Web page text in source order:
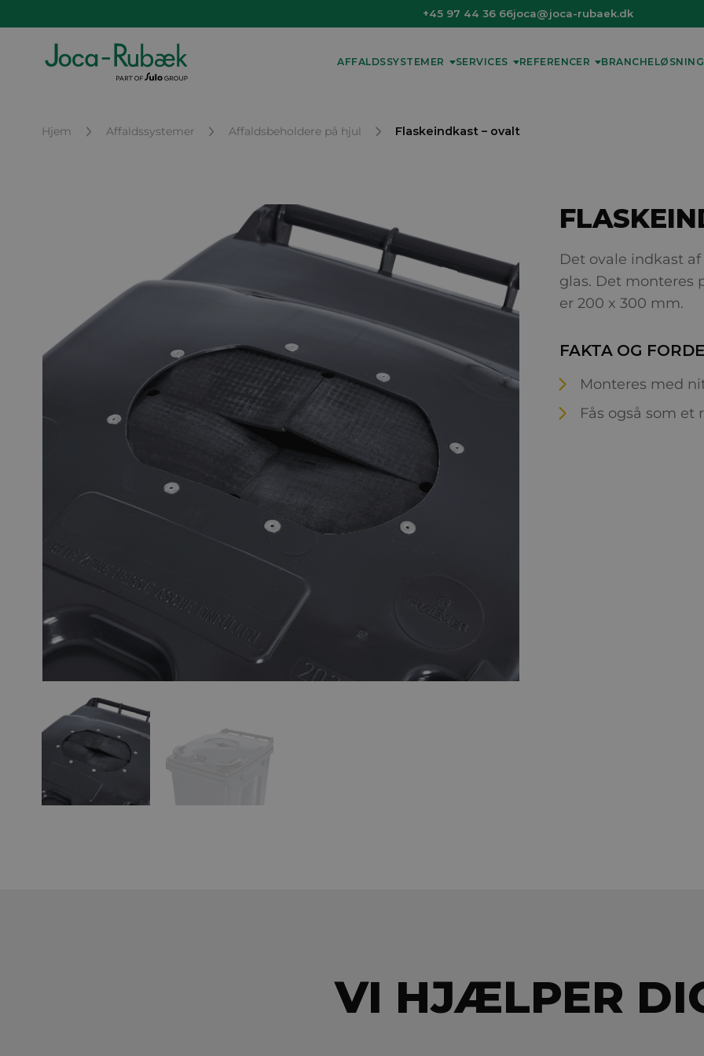
+45 97 44 36 66joca@joca-rubaek.dk
AFFALDSSYSTEMER SERVICES REFERENCER
Hjem Affaldssystemer Affaldsbeholdere på hjul Flaskeindkast – ovalt
Det ovale indkast
glas. Det monteres
er 200 x 300 mm.
FAKTA OG
Monteres med
Fås også som et
VI HJÆLPER